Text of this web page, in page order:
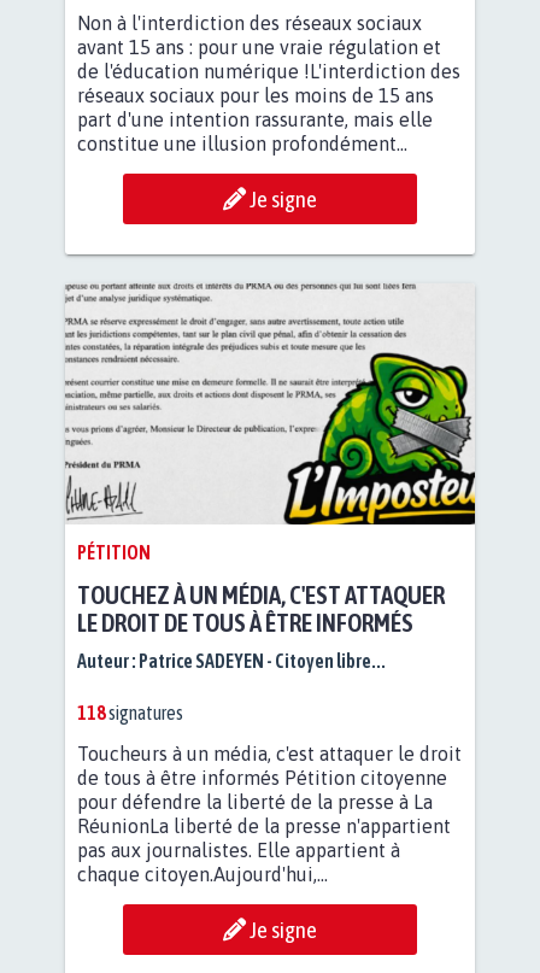
Non à l'interdiction des réseaux sociaux
avant 15 ans : pour une vraie régulation et
de l'éducation numérique !L'interdiction des
réseaux sociaux pour les moins de 15 ans
part d'une intention rassurante, mais elle
constitue une illusion profondément...
Je signe
PÉTITION
TOUCHEZ À UN MÉDIA, C'EST ATTAQUER
LE DROIT DE TOUS À ÊTRE INFORMÉS
Auteur : Patrice SADEYEN - Citoyen libre...
118signatures
Toucheurs à un média, c'est attaquer le droit
de tous à être informés Pétition citoyenne
pour défendre la liberté de la presse à La
RéunionLa liberté de la presse n'appartient
pas aux journalistes. Elle appartient à
chaque citoyen.Aujourd'hui,...
Je signe